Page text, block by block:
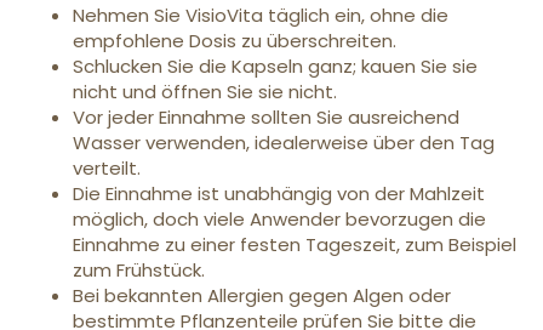
Nehmen Sie VisioVita täglich ein, ohne die
empfohlene Dosis zu überschreiten.
Schlucken Sie die Kapseln ganz; kauen Sie sie
nicht und öffnen Sie sie nicht.
Vor jeder Einnahme sollten Sie ausreichend
Wasser verwenden, idealerweise über den Tag
verteilt.
Die Einnahme ist unabhängig von der Mahlzeit
möglich, doch viele Anwender bevorzugen die
Einnahme zu einer festen Tageszeit, zum Beispiel
zum Frühstück.
Bei bekannten Allergien gegen Algen oder
bestimmte Pflanzenteile prüfen Sie bitte die